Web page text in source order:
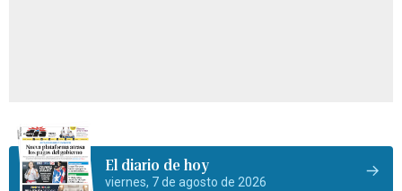
El diario de hoy
viernes, 7 de agosto de 2026